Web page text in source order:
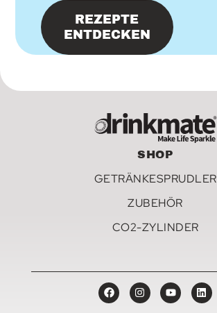
REZEPTE
ENTDECKEN
SHOP
GETRÄNKESPRUDLER
ZUBEHÖR
CO2-ZYLINDER